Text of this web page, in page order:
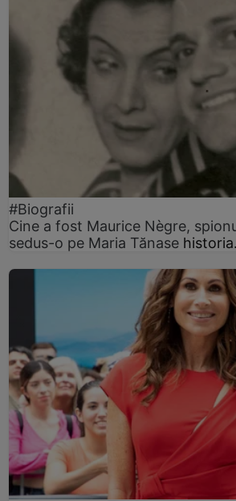
#Biografii
Cine a fost Maurice Nègre,
sedus-o pe Maria Tănase